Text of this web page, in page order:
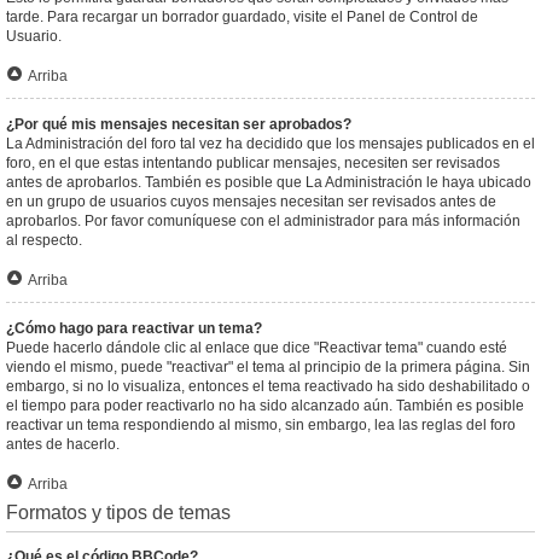
tarde. Para recargar un borrador guardado, visite el Panel de Control de
Usuario.
Arriba
¿Por qué mis mensajes necesitan ser aprobados?
La Administración del foro tal vez ha decidido que los mensajes publicados en el
foro, en el que estas intentando publicar mensajes, necesiten ser revisados
antes de aprobarlos. También es posible que La Administración le haya ubicado
en un grupo de usuarios cuyos mensajes necesitan ser revisados antes de
aprobarlos. Por favor comuníquese con el administrador para más información
al respecto.
Arriba
¿Cómo hago para reactivar un tema?
Puede hacerlo dándole clic al enlace que dice "Reactivar tema" cuando esté
viendo el mismo, puede "reactivar" el tema al principio de la primera página. Sin
embargo, si no lo visualiza, entonces el tema reactivado ha sido deshabilitado o
el tiempo para poder reactivarlo no ha sido alcanzado aún. También es posible
reactivar un tema respondiendo al mismo, sin embargo, lea las reglas del foro
antes de hacerlo.
Arriba
Formatos y tipos de temas